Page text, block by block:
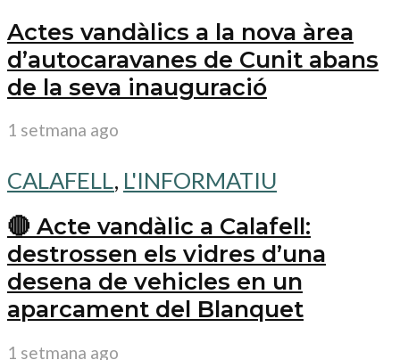
Actes vandàlics a la nova àrea
d’autocaravanes de Cunit abans
de la seva inauguració
1 setmana ago
CALAFELL, L'INFORMATIU
🔴 Acte vandàlic a Calafell:
destrossen els vidres d’una
desena de vehicles en un
aparcament del Blanquet
1 setmana ago